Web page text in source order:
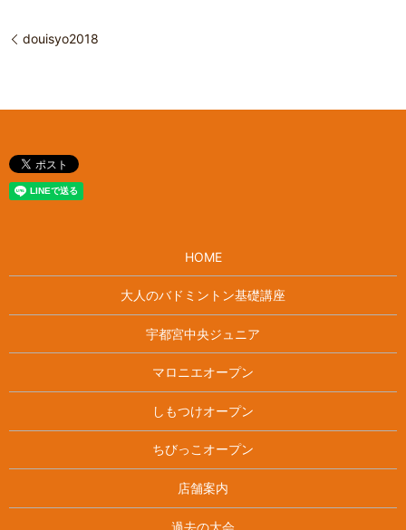
douisyo2018
HOME
大人のバドミントン基礎講座
宇都宮中央ジュニア
マロニエオープン
しもつけオープン
ちびっこオープン
店舗案内
過去の大会